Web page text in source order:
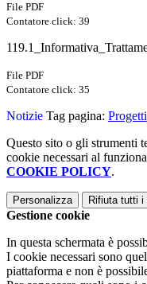
File PDF
Contatore click: 39
File PDF
Contatore click: 35
Notizie Tag pagina: Progetti
Questo sito o gli strumenti
cookie necessari al
COOKIE POLICY.
Personalizza Rifiuta tutti i
Gestione cookie
In questa schermata è
I cookie necessari sono
piattaforma e non è